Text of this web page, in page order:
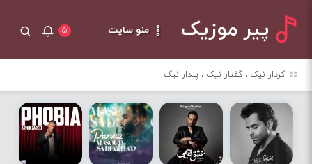
پیر موزیک منو سایت ۵
کردار نیک ، گفتار نیک ، پندار نیک